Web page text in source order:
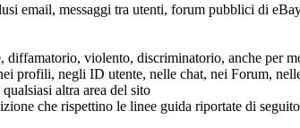
email, messaggi tra utenti, forum pubblici di
violento, discriminatorio, anche per
profili, negli ID utente, nelle chat, nei Forum,
altra area del sito
che rispettino le linee guida riportate di